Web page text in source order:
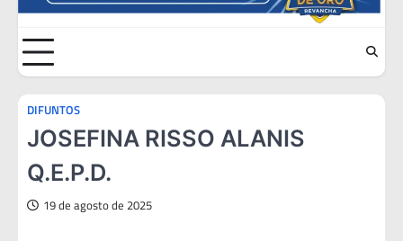
DIFUNTOS
JOSEFINA RISSO ALANIS
Q.E.P.D.
19 de agosto de 2025